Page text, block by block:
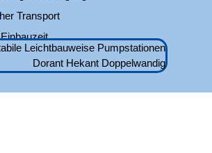
Transport